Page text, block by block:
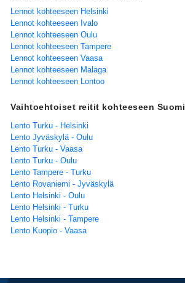
Lennot kohteeseen Helsinki
Lennot kohteeseen Ivalo
Lennot kohteeseen Oulu
Lennot kohteeseen Tampere
Lennot kohteeseen Vaasa
Lennot kohteeseen Malaga
Lennot kohteeseen Lontoo
Vaihtoehtoiset reitit kohteeseen Suomi
Lento Turku - Helsinki
Lento Jyväskylä - Oulu
Lento Turku - Vaasa
Lento Turku - Oulu
Lento Tampere - Turku
Lento Rovaniemi - Jyväskylä
Lento Helsinki - Oulu
Lento Helsinki - Turku
Lento Helsinki - Tampere
Lento Kuopio - Vaasa